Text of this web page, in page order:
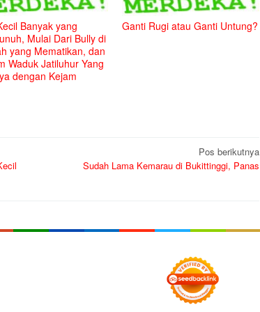
Banyak yang
Mulai Dari Bully di
yang Mematikan, dan
Waduk Jatiluhur Yang
dengan Kejam
Ganti Rugi atau Ganti Untung?
Pos berikutnya
Sudah Lama Kemarau di Bukittinggi, Panas